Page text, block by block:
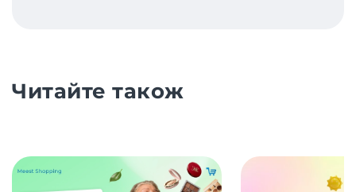
Читайте також